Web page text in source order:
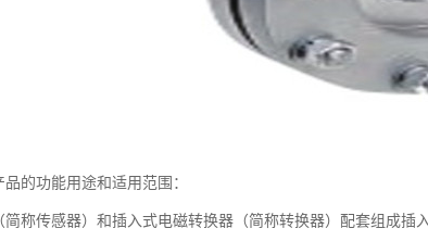
的功能用途和适用范围：
称传感器）和插入式电磁转换器（简称转换器）配套组成插